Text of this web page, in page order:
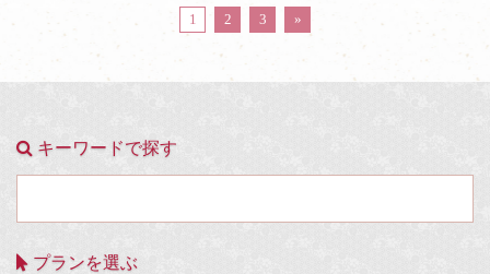
1 2 3 »
キーワードで探す
プランを選ぶ